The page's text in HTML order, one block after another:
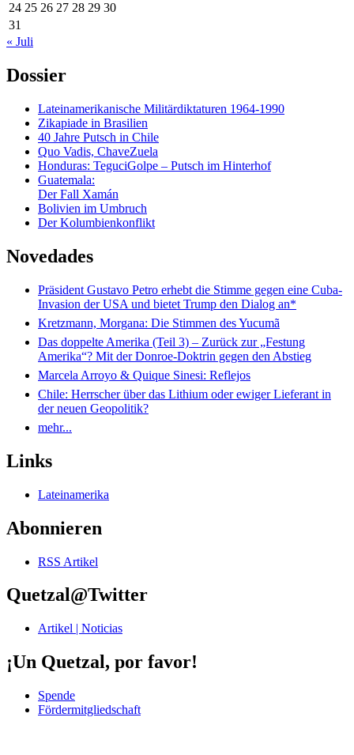
24 25 26 27 28 29 30
31
« Juli
Dossier
Lateinamerikanische Militärdiktaturen 1964-1990
Zikapiade in Brasilien
40 Jahre Putsch in Chile
Quo Vadis, ChaveZuela
Honduras: TeguciGolpe – Putsch im Hinterhof
Guatemala:
Der Fall Xamán
Bolivien im Umbruch
Der Kolumbienkonflikt
Novedades
Präsident Gustavo Petro erhebt die Stimme gegen eine Cuba-
Invasion der USA und bietet Trump den Dialog an*
Kretzmann, Morgana: Die Stimmen des Yucumã
Das doppelte Amerika (Teil 3) – Zurück zur „Festung
Amerika“? Mit der Donroe-Doktrin gegen den Abstieg
Marcela Arroyo & Quique Sinesi: Reflejos
Chile: Herrscher über das Lithium oder ewiger Lieferant in
der neuen Geopolitik?
mehr...
Links
Lateinamerika
Abonnieren
RSS Artikel
Quetzal@Twitter
Artikel | Noticias
¡Un Quetzal, por favor!
Spende
Fördermitgliedschaft